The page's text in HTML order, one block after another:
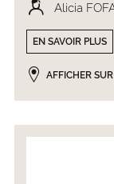
Alicia
EN SAVOIR PLUS
AFFICHER